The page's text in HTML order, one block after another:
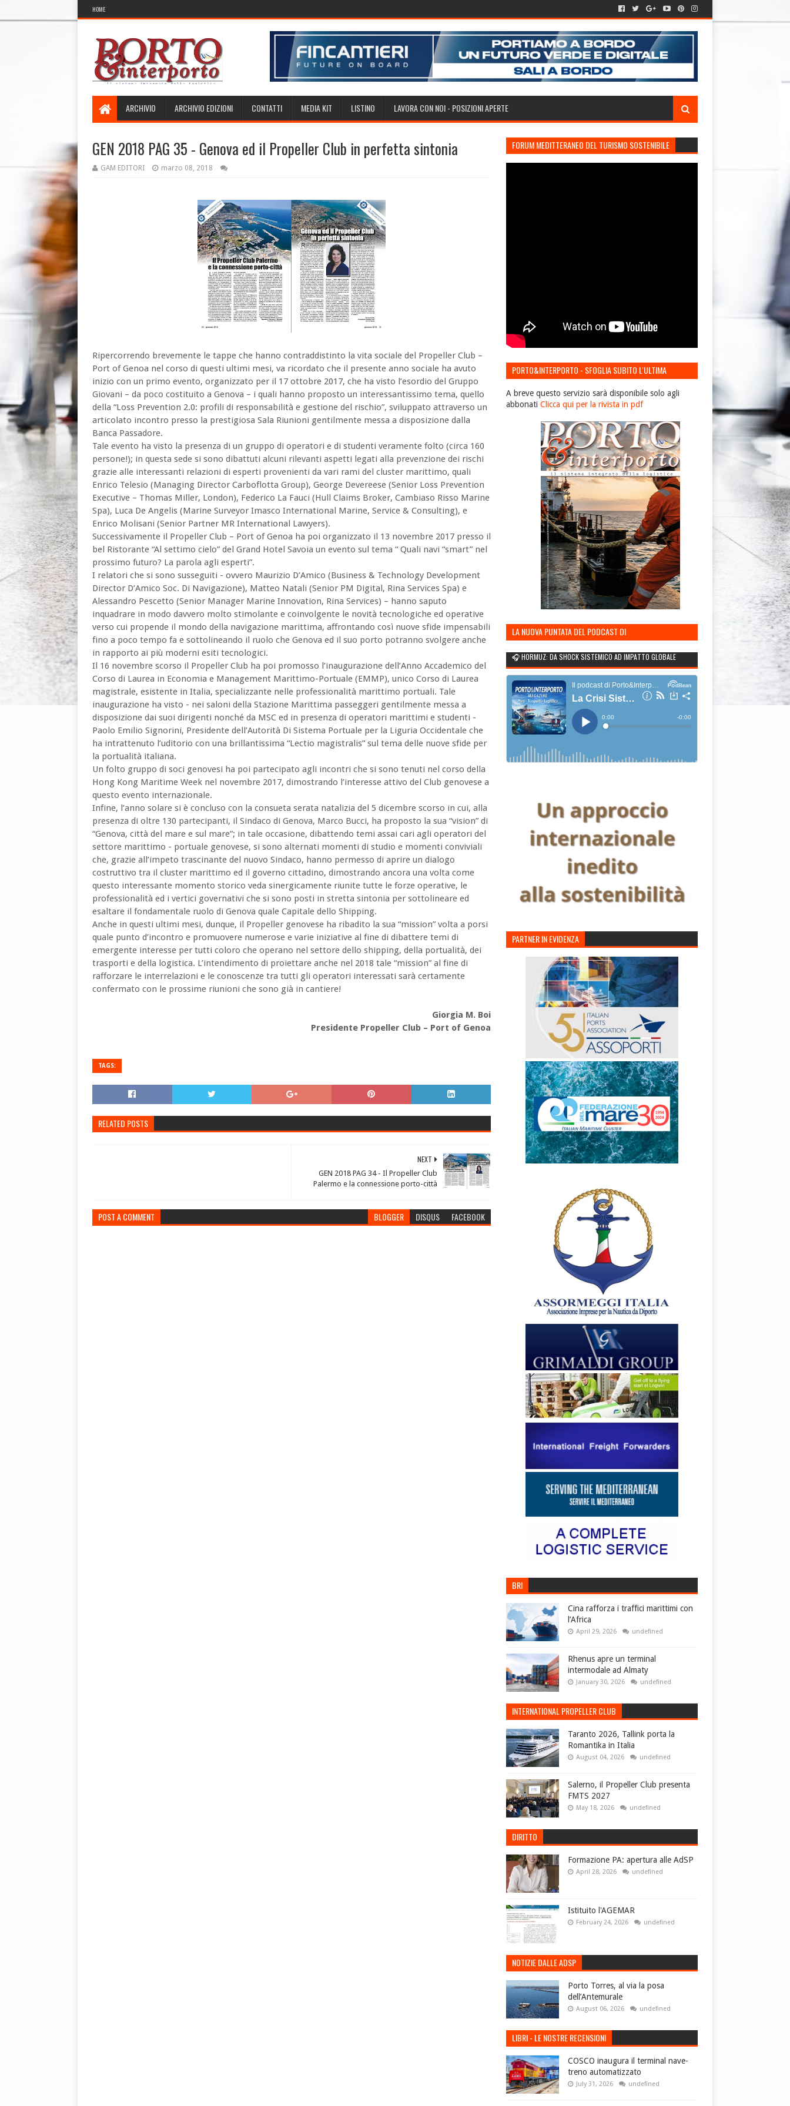
HOME
ARCHIVIO ARCHIVIO EDIZIONI CONTATTI MEDIA KIT LISTINO LAVORA CON NOI - POSIZIONI APERTE
GEN 2018 PAG 35 - Genova ed il Propeller Club in perfetta sintonia
GAM EDITORI marzo 08, 2018
Ripercorrendo brevemente le tappe che hanno contraddistinto la vita sociale del Propeller Club –
Port of Genoa nel corso di questi ultimi mesi, va ricordato che il presente anno sociale ha avuto
inizio con un primo evento, organizzato per il 17 ottobre 2017, che ha visto l’esordio del Gruppo
Giovani – da poco costituito a Genova – i quali hanno proposto un interessantissimo tema, quello
della “Loss Prevention 2.0: profili di responsabilità e gestione del rischio”, sviluppato attraverso un
articolato incontro presso la prestigiosa Sala Riunioni gentilmente messa a disposizione dalla
Banca Passadore.
Tale evento ha visto la presenza di un gruppo di operatori e di studenti veramente folto (circa 160
persone!); in questa sede si sono dibattuti alcuni rilevanti aspetti legati alla prevenzione dei rischi
grazie alle interessanti relazioni di esperti provenienti da vari rami del cluster marittimo, quali
Enrico Telesio (Managing Director Carboflotta Group), George Devereese (Senior Loss Prevention
Executive – Thomas Miller, London), Federico La Fauci (Hull Claims Broker, Cambiaso Risso Marine
Spa), Luca De Angelis (Marine Surveyor Imasco International Marine, Service & Consulting), e
Enrico Molisani (Senior Partner MR International Lawyers).
Successivamente il Propeller Club – Port of Genoa ha poi organizzato il 13 novembre 2017 presso il
bel Ristorante “Al settimo cielo” del Grand Hotel Savoia un evento sul tema “ Quali navi “smart” nel
prossimo futuro? La parola agli esperti”.
I relatori che si sono susseguiti - ovvero Maurizio D’Amico (Business & Technology Development
Director D’Amico Soc. Di Navigazione), Matteo Natali (Senior PM Digital, Rina Services Spa) e
Alessandro Pescetto (Senior Manager Marine Innovation, Rina Services) – hanno saputo
inquadrare in modo davvero molto stimolante e coinvolgente le novità tecnologiche ed operative
verso cui propende il mondo della navigazione marittima, affrontando così nuove sfide impensabili
fino a poco tempo fa e sottolineando il ruolo che Genova ed il suo porto potranno svolgere anche
in rapporto ai più moderni esiti tecnologici.
Il 16 novembre scorso il Propeller Club ha poi promosso l’inaugurazione dell’Anno Accademico del
Corso di Laurea in Economia e Management Marittimo-Portuale (EMMP), unico Corso di Laurea
magistrale, esistente in Italia, specializzante nelle professionalità marittimo portuali. Tale
inaugurazione ha visto - nei saloni della Stazione Marittima passeggeri gentilmente messa a
disposizione dai suoi dirigenti nonché da MSC ed in presenza di operatori marittimi e studenti -
Paolo Emilio Signorini, Presidente dell’Autorità Di Sistema Portuale per la Liguria Occidentale che
ha intrattenuto l’uditorio con una brillantissima “Lectio magistralis” sul tema delle nuove sfide per
la portualità italiana.
Un folto gruppo di soci genovesi ha poi partecipato agli incontri che si sono tenuti nel corso della
Hong Kong Maritime Week nel novembre 2017, dimostrando l’interesse attivo del Club genovese a
questo evento internazionale.
Infine, l’anno solare si è concluso con la consueta serata natalizia del 5 dicembre scorso in cui, alla
presenza di oltre 130 partecipanti, il Sindaco di Genova, Marco Bucci, ha proposto la sua “vision” di
“Genova, città del mare e sul mare”; in tale occasione, dibattendo temi assai cari agli operatori del
settore marittimo - portuale genovese, si sono alternati momenti di studio e momenti conviviali
che, grazie all’impeto trascinante del nuovo Sindaco, hanno permesso di aprire un dialogo
costruttivo tra il cluster marittimo ed il governo cittadino, dimostrando ancora una volta come
questo interessante momento storico veda sinergicamente riunite tutte le forze operative, le
professionalità ed i vertici governativi che si sono posti in stretta sintonia per sottolineare ed
esaltare il fondamentale ruolo di Genova quale Capitale dello Shipping.
Anche in questi ultimi mesi, dunque, il Propeller genovese ha ribadito la sua “mission” volta a porsi
quale punto d’incontro e promuovere numerose e varie iniziative al fine di dibattere temi di
emergente interesse per tutti coloro che operano nel settore dello shipping, della portualità, dei
trasporti e della logistica. L’intendimento di proiettare anche nel 2018 tale “mission” al fine di
rafforzare le interrelazioni e le conoscenze tra tutti gli operatori interessati sarà certamente
confermato con le prossime riunioni che sono già in cantiere!
Giorgia M. Boi
Presidente Propeller Club – Port of Genoa
TAGS:
RELATED POSTS
NEXT
GEN 2018 PAG 34 - Il Propeller Club
Palermo e la connessione porto-città
POST A COMMENT BLOGGER DISQUS FACEBOOK
FORUM MEDITTERANEO DEL TURISMO SOSTENIBILE
PORTO&INTERPORTO - SFOGLIA SUBITO L'ULTIMA
A breve questo servizio sarà disponibile solo agli
abbonati Clicca qui per la rivista in pdf
LA NUOVA PUNTATA DEL PODCAST DI
🎧 HORMUZ: DA SHOCK SISTEMICO AD IMPATTO GLOBALE
PARTNER IN EVIDENZA
BRI
Cina rafforza i traffici marittimi con
l’Africa
April 29, 2026 undefined
Rhenus apre un terminal
intermodale ad Almaty
January 30, 2026 undefined
INTERNATIONAL PROPELLER CLUB
Taranto 2026, Tallink porta la
Romantika in Italia
August 04, 2026 undefined
Salerno, il Propeller Club presenta
FMTS 2027
May 18, 2026 undefined
DIRITTO
Formazione PA: apertura alle AdSP
April 28, 2026 undefined
Istituito l'AGEMAR
February 24, 2026 undefined
NOTIZIE DALLE ADSP
Porto Torres, al via la posa
dell’Antemurale
August 06, 2026 undefined
LIBRI - LE NOSTRE RECENSIONI
COSCO inaugura il terminal nave-
treno automatizzato
July 31, 2026 undefined